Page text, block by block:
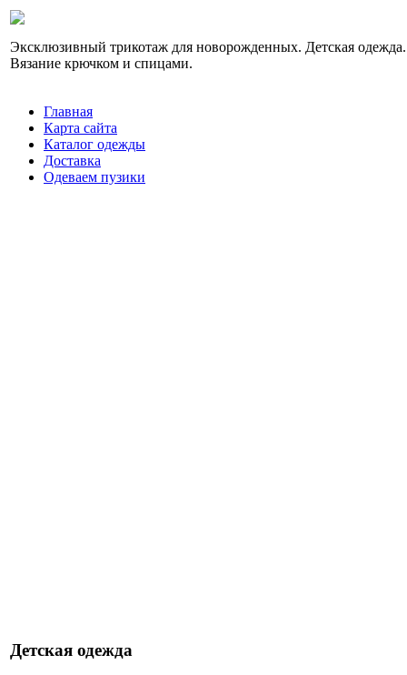
Эксклюзивный трикотаж для новорожденных. Детская одежда.
Вязание крючком и спицами.
Главная
Карта сайта
Каталог одежды
Доставка
Одеваем пузики
Детская одежда